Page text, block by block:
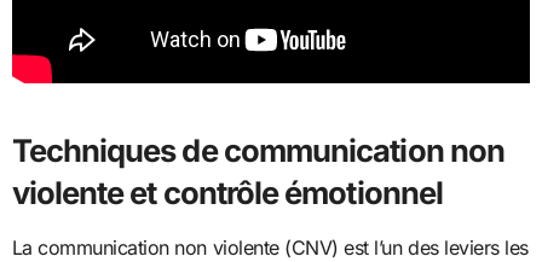
Techniques de communication non
violente et contrôle émotionnel
La communication non violente (CNV) est l’un des leviers les